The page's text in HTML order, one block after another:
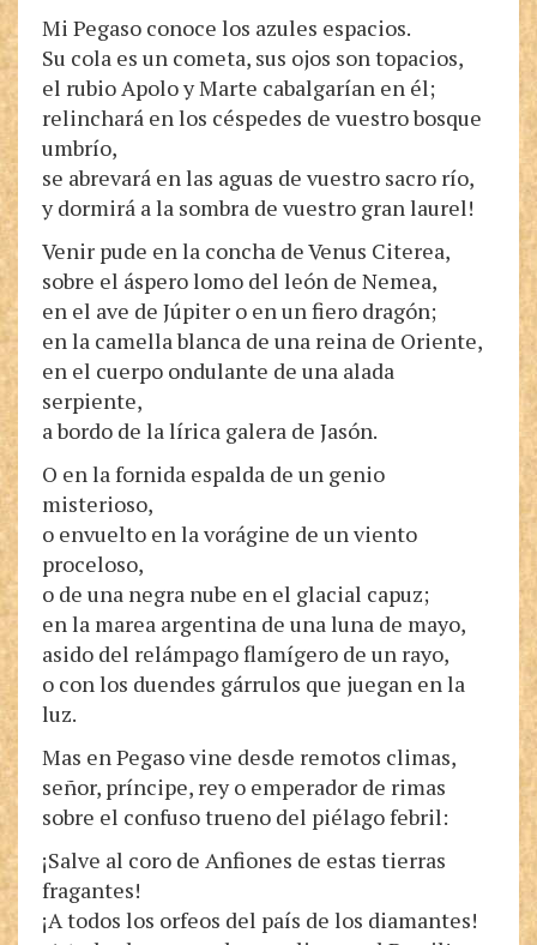
Mi Pegaso conoce los azules espacios.
Su cola es un cometa, sus ojos son topacios,
el rubio Apolo y Marte cabalgarían en él;
relinchará en los céspedes de vuestro bosque
umbrío,
se abrevará en las aguas de vuestro sacro río,
y dormirá a la sombra de vuestro gran laurel!
Venir pude en la concha de Venus Citerea,
sobre el áspero lomo del león de Nemea,
en el ave de Júpiter o en un fiero dragón;
en la camella blanca de una reina de Oriente,
en el cuerpo ondulante de una alada
serpiente,
a bordo de la lírica galera de Jasón.
O en la fornida espalda de un genio
misterioso,
o envuelto en la vorágine de un viento
proceloso,
o de una negra nube en el glacial capuz;
en la marea argentina de una luna de mayo,
asido del relámpago flamígero de un rayo,
o con los duendes gárrulos que juegan en la
luz.
Mas en Pegaso vine desde remotos climas,
señor, príncipe, rey o emperador de rimas
sobre el confuso trueno del piélago febril:
¡Salve al coro de Anfiones de estas tierras
fragantes!
¡A todos los orfeos del país de los diamantes!